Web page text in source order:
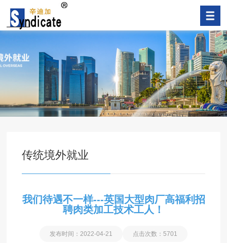
传统境外就业
我们待遇不一样---英国大型肉厂高福利招
聘肉类加工技术工人！
发布时间：2022-04-21 点击次数：5701